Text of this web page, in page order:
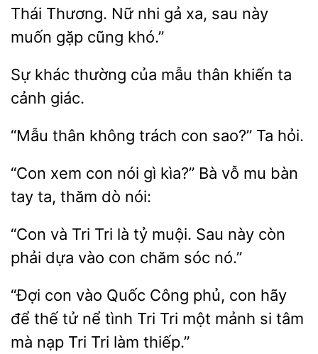
Thái Thương. Nữ nhi gả xa, sau
muốn gặp cũng khó.”
Sự thường mẫu
khiến ta
cảnh giác.
“Mẫu không sao?” Ta hỏi.
“Con con nói gì
Bà vỗ mu bàn
tay ta, thăm
nói:
“Con Tri
là tỷ muội. Sau này còn
phải dựa
con chăm sóc nó.”
“Đợi con vào Quốc Công phủ, con
để thế tử nể tình Tri Tri
mảnh si tâm
mà nạp Tri Tri
thiếp.”